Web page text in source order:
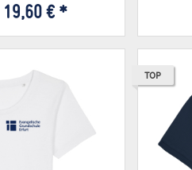
19,60 € *
TOP